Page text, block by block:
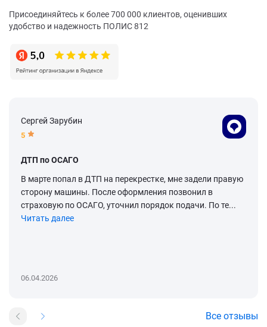
Присоединяйтесь к более 700 000 клиентов, оценивших
удобство и надежность ПОЛИС 812
Сергей Зарубин
5
ДТП по ОСАГО
В марте попал в ДТП на перекрестке, мне задели правую
сторону машины. После оформления позвонил в
страховую по ОСАГО, уточнил порядок подачи. По те...
Читать далее
06.04.2026
Все отзывы